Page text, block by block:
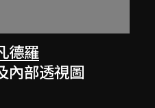
德羅
內部透視圖